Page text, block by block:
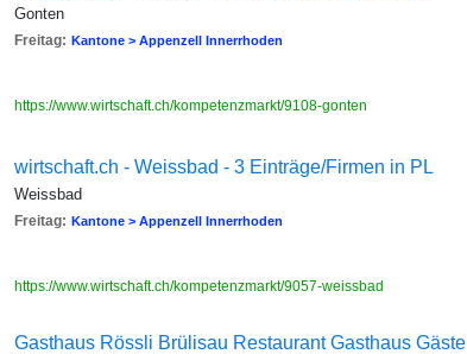
Gonten
Freitag: Kantone > Appenzell Innerrhoden
https://www.wirtschaft.ch/kompetenzmarkt/9108-gonten
wirtschaft.ch - Weissbad - 3 Einträge/Firmen in PL
Weissbad
Freitag: Kantone > Appenzell Innerrhoden
https://www.wirtschaft.ch/kompetenzmarkt/9057-weissbad
Gasthaus Rössli Brülisau Restaurant Gasthaus Gäste